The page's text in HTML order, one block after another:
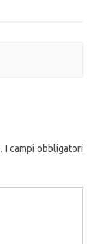
I campi obbligatori